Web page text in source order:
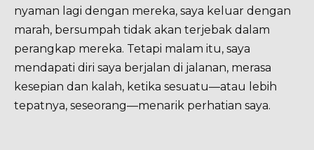
nyaman lagi dengan mereka, saya keluar dengan
marah, bersumpah tidak akan terjebak dalam
perangkap mereka. Tetapi malam itu, saya
mendapati diri saya berjalan di jalanan, merasa
kesepian dan kalah, ketika sesuatu—atau lebih
tepatnya, seseorang—menarik perhatian saya.